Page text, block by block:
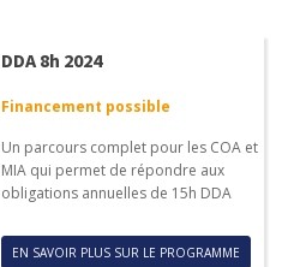
DDA 8h 2024
Financement possible
Un parcours complet pour les COA et
MIA qui permet de répondre aux
obligations annuelles de 15h DDA
EN SAVOIR PLUS SUR LE PROGRAMME